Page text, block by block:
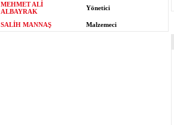
MEHMET ALİ
ALBAYRAK
Yönetici
SALİH MANNAŞ Malzemeci